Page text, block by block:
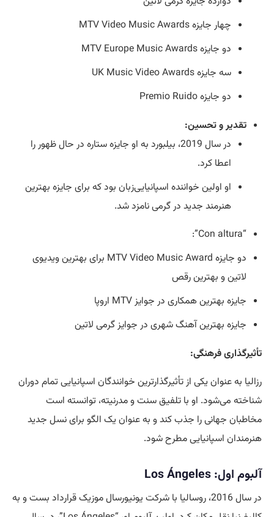
چهار جایزه MTV Video Music Awards
دو جایزه MTV Europe Music Awards
سه جایزه UK Music Video Awards
دو جایزه Premio Ruido
تقدیر و تحسین:
در سال 2019، بیلبورد به او جایزه ستاره در حال ظهور را
اعطا کرد.
او اولین خواننده اسپانیایی‌زبان بود که برای جایزه بهترین
هنرمند جدید در گرمی نامزد شد.
“Con altura”:
دو جایزه MTV Video Music Award برای بهترین ویدیوی
لاتین و بهترین رقص
جایزه بهترین همکاری در جوایز MTV اروپا
جایزه بهترین آهنگ شهری در جوایز گرمی لاتین
تأثیرگذاری فرهنگی:
رزالیا به عنوان یکی از تأثیرگذارترین خوانندگان اسپانیایی تمام دوران
شناخته می‌شود. او با تلفیق سنت و مدرنیته، توانسته است
مخاطبان جهانی را جذب کند و به عنوان یک الگو برای نسل جدید
هنرمندان اسپانیایی مطرح شود.
آلبوم اول: Los Ángeles
در سال 2016، روسالیا با شرکت یونیورسال موزیک قرارداد بست و به